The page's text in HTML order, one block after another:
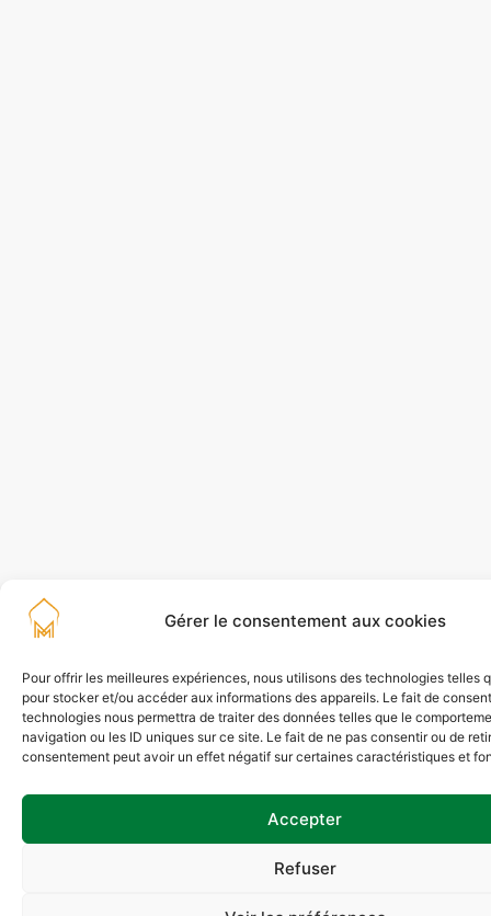
Gérer le consentement aux cookies
Pour offrir les meilleures expériences, nous utilisons des technologies telles
pour stocker et/ou accéder aux informations des appareils. Le fait de
technologies nous permettra de traiter des données telles que le
navigation ou les ID uniques sur ce site. Le fait de ne pas consentir ou de
consentement peut avoir un effet négatif sur certaines caractéristiques et
Accepter
Refuser